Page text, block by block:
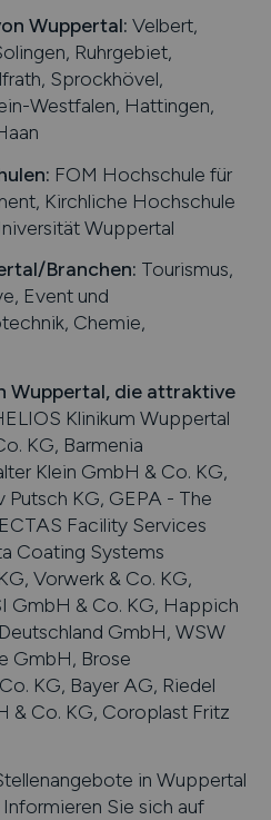
Wuppertal: Velbert,
Ruhrgebiet,
Sprockhövel,
Westfalen, Hattingen,
FOM Hochschule für
Kirchliche Hochschule
Wuppertal
/Branchen: Tourismus,
Event und
Chemie,
Wuppertal, die attraktive
Klinikum Wuppertal
KG, Barmenia
Klein GmbH & Co. KG,
Putsch KG, GEPA - The
Facility Services
Coating Systems
Vorwerk & Co. KG,
GmbH & Co. KG, Happich
GmbH, WSW
GmbH, Brose
KG, Bayer AG, Riedel
& Co. KG, Coroplast Fritz
in Wuppertal
Sie sich auf